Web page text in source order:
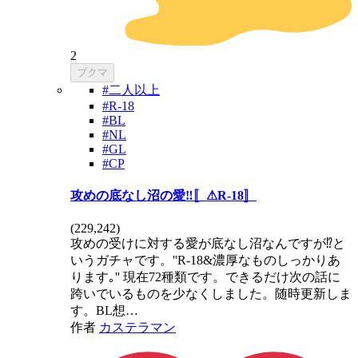
2
ブクマ
#二人以上
#R-18
#BL
#NL
#GL
#CP
攻めの底なし沼の愛‼️〚⚠R-18〛
(229,242)
攻めの受けに対する愛が底なし沼なんですが⁉️と
いうガチャです。''R-18&濃厚なものしっかりあ
ります｡'' 現在72種類です。できるだけ次の話に
跨いでいるものを少なくしました。随時更新しま
す。BL想…
作者 カステラマン